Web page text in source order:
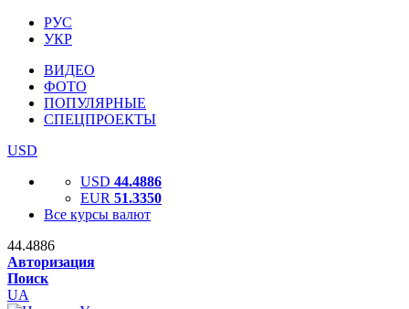
РУС
УКР
ВИДЕО
ФОТО
ПОПУЛЯРНЫЕ
СПЕЦПРОЕКТЫ
USD
USD 44.4886
EUR 51.3350
Все курсы валют
44.4886
Авторизация
Поиск
UA